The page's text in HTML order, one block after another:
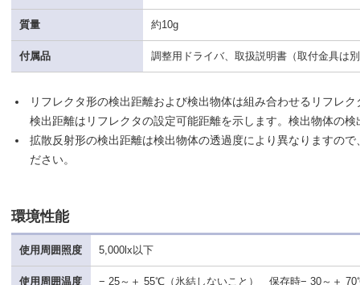
質量 約10g
付属品 調整用ドライバ、取扱説明書（取付金具は
リフレクタ形の検出距離および検出物体は組み合わせるリフレ
検出距離はリフレクタの設定可能距離を示します。検出物体の
拡散反射形の検出距離は検出物体の透過度により異なりますの
ださい。
環境性能
使用周囲照度 5,000lx以下
使用周囲温度 − 25～＋ 55℃（氷結しないこと） 保存時− 30～＋